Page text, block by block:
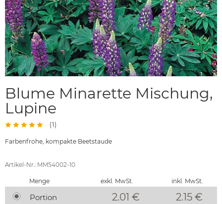
Blume Minarette Mischung,
Lupine
(1)
Farbenfrohe, kompakte Beetstaude
Artikel-Nr.: MM54002-10
Menge exkl. MwSt. inkl. MwSt.
Portion 2.01 € 2.15 €